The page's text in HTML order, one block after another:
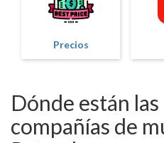
Precios
Dónde están
compañías de